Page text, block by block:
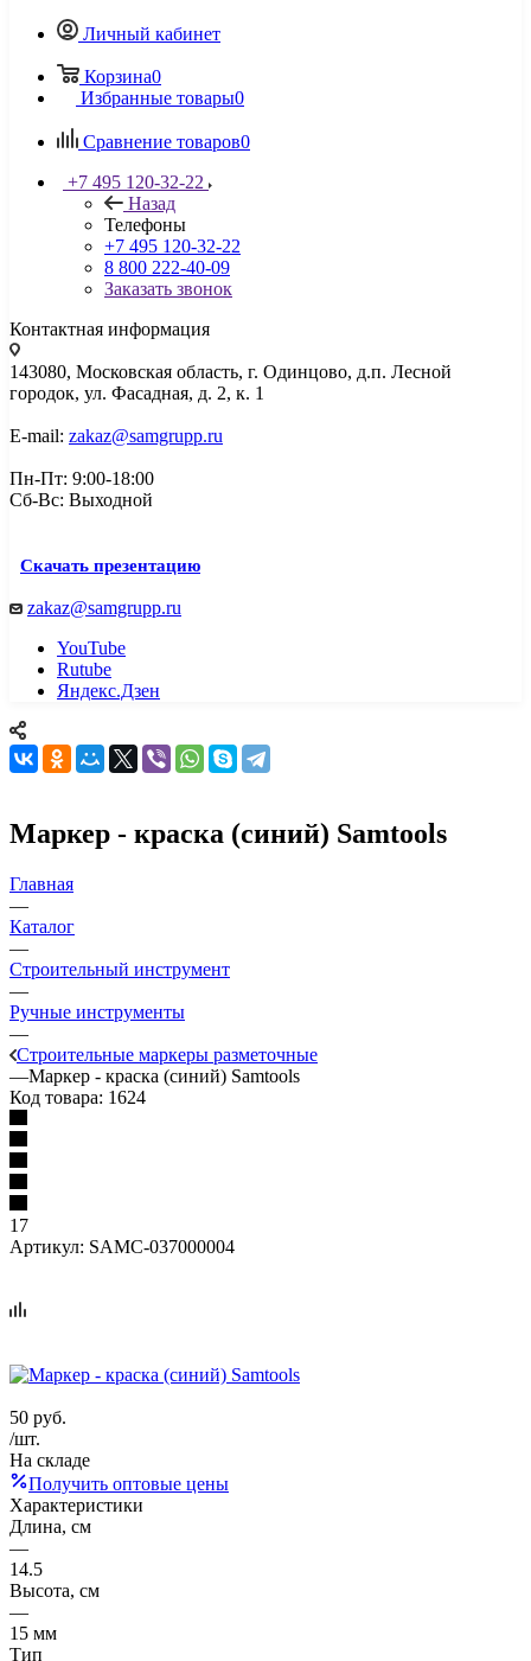
Личный кабинет
Корзина0
Избранные товары0
Сравнение товаров0
+7 495 120-32-22
Назад
Телефоны
+7 495 120-32-22
8 800 222-40-09
Заказать звонок
Контактная информация
143080, Mосковская область, г. Одинцово, д.п. Лесной
городок, ул. Фасадная, д. 2, к. 1
E-mail: zakaz@samgrupp.ru
Пн-Пт: 9:00-18:00
Сб-Вс: Выходной
Скачать презентацию
zakaz@samgrupp.ru
YouTube
Rutube
Яндекс.Дзен
Маркер - краска (синий) Samtools
Главная
—
Каталог
—
Строительный инструмент
—
Ручные инструменты
—
Строительные маркеры разметочные
—Маркер - краска (синий) Samtools
Код товара: 1624
17
Артикул: SAMC-037000004
50 руб.
/шт.
На складе
Получить оптовые цены
Характеристики
Длина, см
—
14.5
Высота, см
—
15 мм
Тип